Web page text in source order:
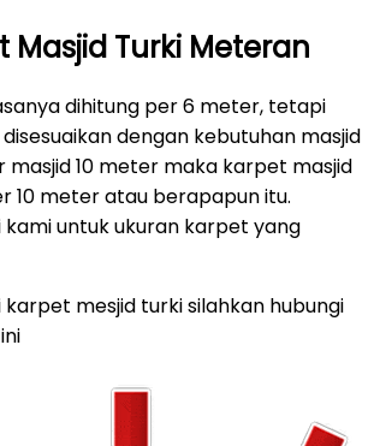
Masjid Turki Meteran
dihitung per 6 meter, tetapi
dengan kebutuhan masjid
masjid 10 meter maka karpet masjid
10 meter atau berapapun itu.
kami untuk ukuran karpet yang
mesjid turki silahkan hubungi